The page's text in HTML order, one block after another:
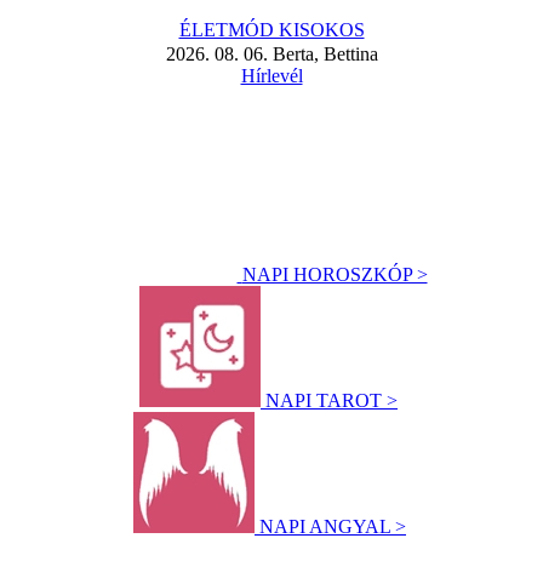
ÉLETMÓD KISOKOS
2026. 08. 06. Berta, Bettina
Hírlevél
NAPI HOROSZKÓP >
NAPI TAROT >
NAPI ANGYAL >